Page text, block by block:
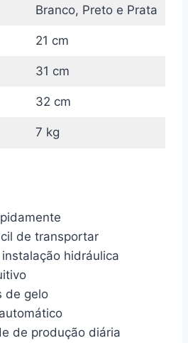
Branco, Preto e Prata
21 cm
31 cm
32 cm
7 kg
de transportar
hidráulica
de gelo
de produção diária